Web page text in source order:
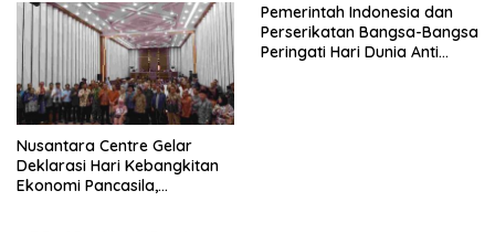
Nusantara Centre Gelar
Deklarasi Hari Kebangkitan
Ekonomi Pancasila,
Pemerintah Indonesia dan
Perserikatan Bangsa-Bangsa
Peringati Hari Dunia Anti